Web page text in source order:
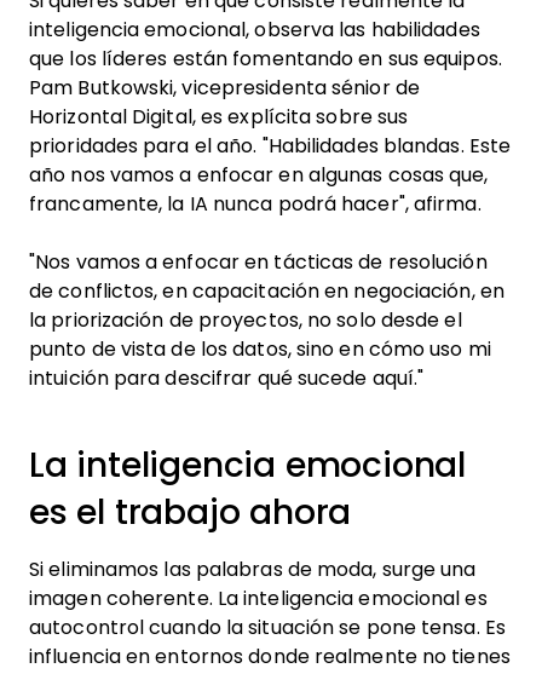
inteligencia emocional, observa las habilidades
que los líderes están fomentando en sus equipos.
Pam Butkowski, vicepresidenta sénior de
Horizontal Digital, es explícita sobre sus
prioridades para el año. "Habilidades blandas. Este
año nos vamos a enfocar en algunas cosas que,
francamente, la IA nunca podrá hacer", afirma.
"Nos vamos a enfocar en tácticas de resolución
de conflictos, en capacitación en negociación, en
la priorización de proyectos, no solo desde el
punto de vista de los datos, sino en cómo uso mi
intuición para descifrar qué sucede aquí."
La inteligencia emocional
es el trabajo ahora
Si eliminamos las palabras de moda, surge una
imagen coherente. La inteligencia emocional es
autocontrol cuando la situación se pone tensa. Es
influencia en entornos donde realmente no tienes